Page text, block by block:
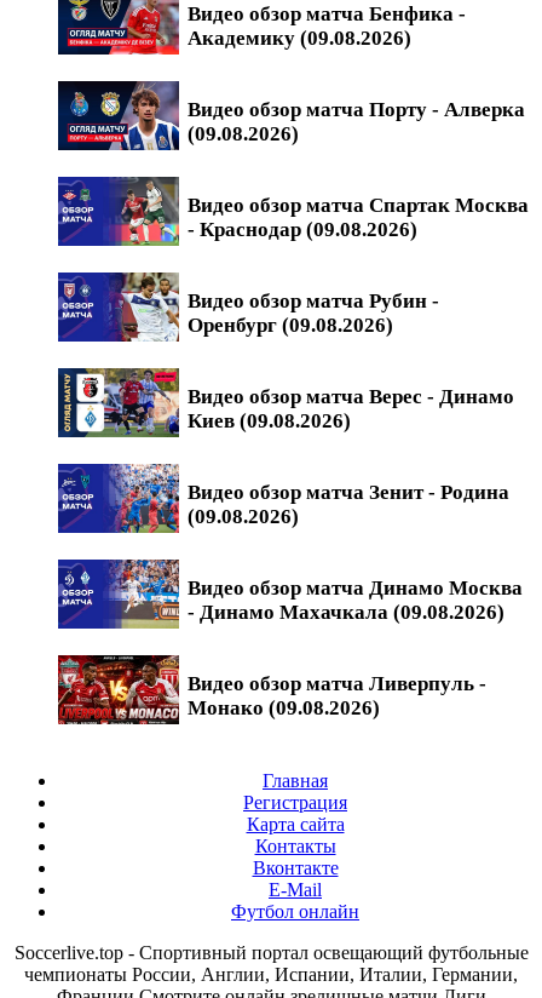
Видео обзор матча Бенфика -
Академику (09.08.2026)
Видео обзор матча Порту - Алверка
(09.08.2026)
Видео обзор матча Спартак Москва
- Краснодар (09.08.2026)
Видео обзор матча Рубин -
Оренбург (09.08.2026)
Видео обзор матча Верес - Динамо
Киев (09.08.2026)
Видео обзор матча Зенит - Родина
(09.08.2026)
Видео обзор матча Динамо Москва
- Динамо Махачкала (09.08.2026)
Видео обзор матча Ливерпуль -
Монако (09.08.2026)
Главная
Регистрация
Карта сайта
Контакты
Вконтакте
E-Mail
Футбол онлайн
Soccerlive.top - Спортивный портал освещающий футбольные
чемпионаты России, Англии, Испании, Италии, Германии,